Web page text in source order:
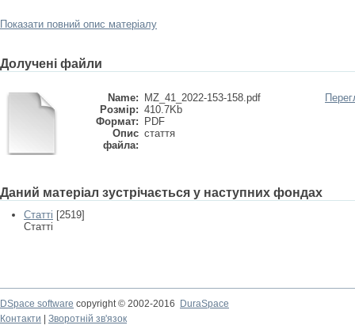
Показати повний опис матеріалу
Долучені файли
Name:
MZ_41_2022-153-158.pdf
Розмір: 410.7Kb
Формат:
PDF
Опис
файла:
стаття
Даний матеріал зустрічається у наступних фондах
Статті [2519]
Статті
DSpace software copyright © 2002-2016
DuraSpace
Контакти
Зворотній зв'язок